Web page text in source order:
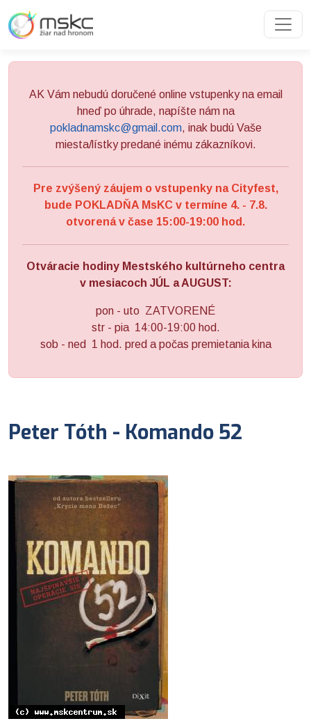
AK Vám nebudú doručené online vstupenky na email
hneď po úhrade, napíšte nám na
pokladnamskc@gmail.com, inak budú Vaše
miesta/lístky predané inému zákazníkovi.
Pre zvýšený záujem o vstupenky na Cityfest,
bude POKLADŇA MsKC v termíne 4. - 7.8.
otvorená v čase 15:00-19:00 hod.
Otváracie hodiny Mestského kultúrneho centra
v mesiacoch JÚL a AUGUST:
pon - uto ZATVORENÉ
str - pia 14:00-19:00 hod.
sob - ned 1 hod. pred a počas premietania kina
Peter Tóth - Komando 52